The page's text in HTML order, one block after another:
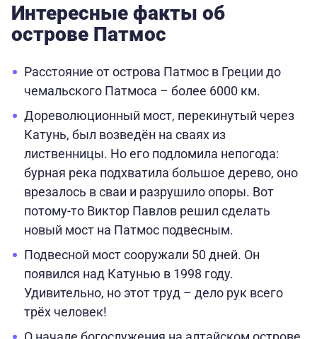
Интересные факты об
острове Патмос
Расстояние от острова Патмос в Греции до
чемальского Патмоса – более 6000 км.
Дореволюционный мост, перекинутый через
Катунь, был возведён на сваях из
лиственницы. Но его подломила непогода:
бурная река подхватила большое дерево, оно
врезалось в сваи и разрушило опоры. Вот
потому-то Виктор Павлов решил сделать
новый мост на Патмос подвесным.
Подвесной мост сооружали 50 дней. Он
появился над Катунью в 1998 году.
Удивительно, но этот труд – дело рук всего
трёх человек!